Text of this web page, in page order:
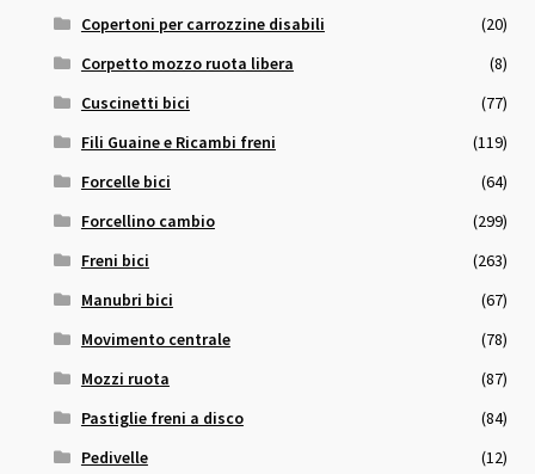
Copertoni per carrozzine disabili
(20)
Corpetto mozzo ruota libera
(8)
Cuscinetti bici
(77)
Fili Guaine e Ricambi freni
(119)
Forcelle bici
(64)
Forcellino cambio
(299)
Freni bici
(263)
Manubri bici
(67)
Movimento centrale
(78)
Mozzi ruota
(87)
Pastiglie freni a disco
(84)
Pedivelle
(12)